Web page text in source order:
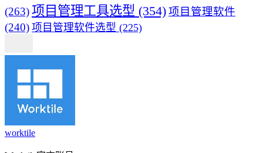
(263)项目管理工具选型 (354) 项目管理软件
(240) 项目管理软件选型 (225)
worktile